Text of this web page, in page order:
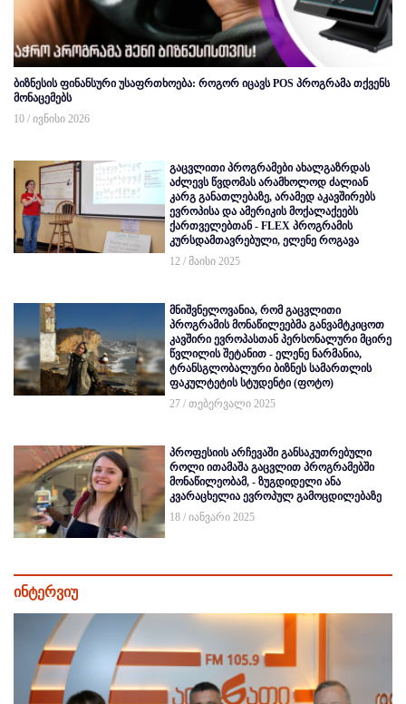
ბიზნესის ფინანსური უსაფრთხოება: როგორ იცავს POS პროგრამა თქვენს
მონაცემებს
10 / ივნისი 2026
გაცვლითი პროგრამები ახალგაზრდას
აძლევს წვდომას არამხოლოდ ძალიან
კარგ განათლებაზე, არამედ აკავშირებს
ევროპისა და ამერიკის მოქალაქეებს
ქართველებთან - FLEX პროგრამის
კურსდამთავრებული, ელენე როგავა
12 / მაისი 2025
მნიშვნელოვანია, რომ გაცვლითი
პროგრამის მონაწილეებმა განვამტკიცოთ
კავშირი ევროპასთან პერსონალური მცირე
წვლილის შეტანით - ელენე ნარმანია,
ტრანსგლობალური ბიზნეს სამართლის
ფაკულტეტის სტუდენტი (ფოტო)
27 / თებერვალი 2025
პროფესიის არჩევაში განსაკუთრებული
როლი ითამაშა გაცვლით პროგრამებში
მონაწილეობამ, - ზუგდიდელი ანა
კვარაცხელია ევროპულ გამოცდილებაზე
18 / იანვარი 2025
ინტერვიუ